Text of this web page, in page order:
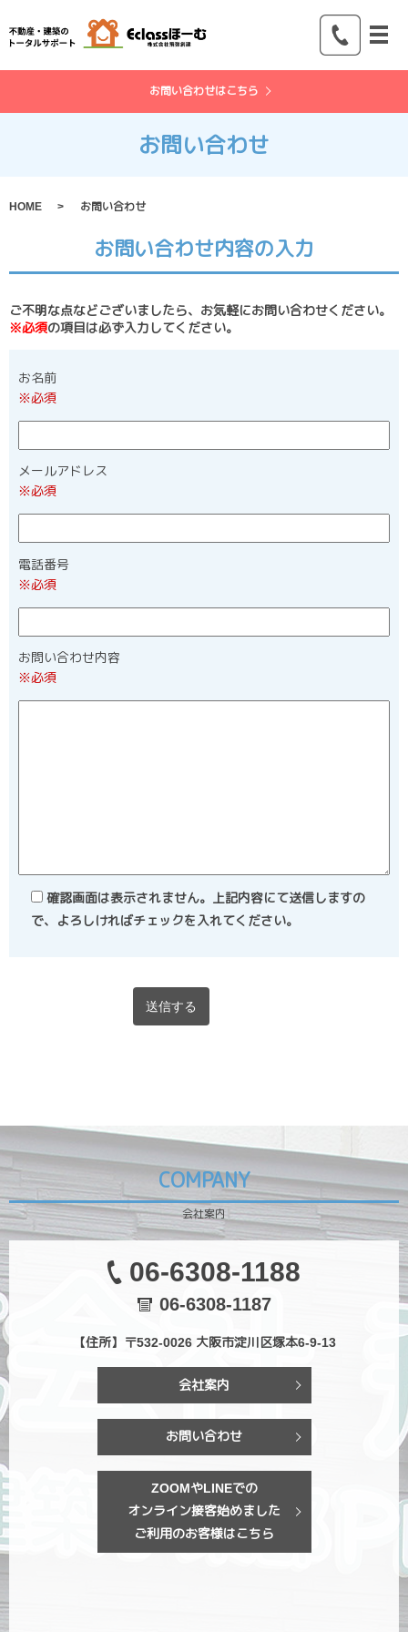
メ
お問い合わせはこちら
お問い合わせ
HOME お問い合わせ
お問い合わせ内容の入力
ご不明な点などございましたら、お気軽にお問い合わせください。
※必須の項目は必ず入力してください。
お名前
※必須
メールアドレス
※必須
電話番号
※必須
お問い合わせ内容
※必須
確認画面は表示されません。上記内容にて送信しますの
で、よろしければチェックを入れてください。
COMPANY
会社案内
06-6308-1188
06-6308-1187
【住所】〒532-0026 大阪市淀川区塚本6-9-13
会社案内
お問い合わせ
ZOOMやLINEでの
オンライン接客始めました
ご利用のお客様はこちら